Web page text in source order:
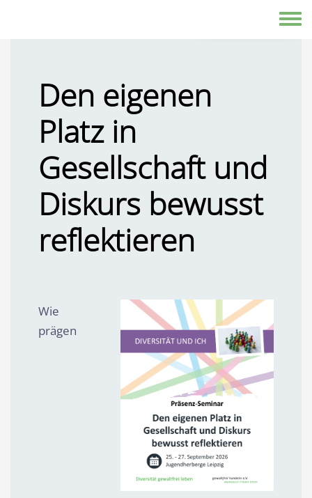
Jetzt anmelden
Den eigenen
Platz in
Gesellschaft und
Diskurs bewusst
reflektieren
Wie
prägen